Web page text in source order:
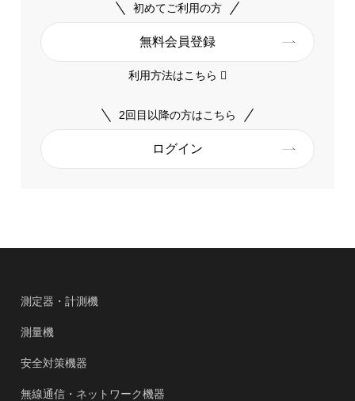
初めてご利用の方
無料会員登録
利用方法はこちら
2回目以降の方はこちら
ログイン
測定器・計測機
測量機
安全対策機器
無線通信・ネットワーク機器